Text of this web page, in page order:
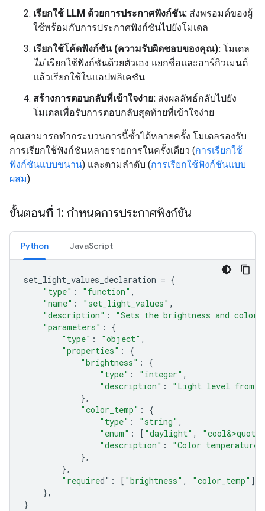
เรียกใช้ LLM ด้วยการประกาศฟังก์ชัน: ส่งพรอมต์ของผู้
ใช้พร้อมกับการประกาศฟังก์ชันไปยังโมเดล
เรียกใช้โค้ดฟังก์ชัน (ความรับผิดชอบของคุณ): โมเดล
ไม่เรียกใช้ฟังก์ชันด้วยตัวเอง แยกชื่อและอาร์กิวเมนต์
แล้วเรียกใช้ในแอปพลิเคชัน
สร้างการตอบกลับที่เข้าใจง่าย: ส่งผลลัพธ์กลับไปยัง
โมเดลเพื่อรับการตอบกลับสุดท้ายที่เข้าใจง่าย
คุณสามารถทำกระบวนการนี้ซ้ำได้หลายครั้ง โมเดลรองรับ
การเรียกใช้ฟังก์ชันหลายรายการในครั้งเดียว (การเรียกใช้
ฟังก์ชันแบบขนาน) และตามลำดับ (การเรียกใช้ฟังก์ชันแบบ
ผสม)
ขั้นตอนที่ 1: กำหนดการประกาศฟังก์ชัน
Python JavaScript
set_light_values_declaration = {
"type" : "function" ,
"name" : "set_light_values" ,
"description" :
"Sets the brightness and
"parameters" :
{
"type" : "object" ,
"properties" :
{
"brightness" :
{
"type" : "integer" ,
"description" :
"Light level from
},
"color_temp" :
{
"type" : "string" ,
"enum" : [ "daylight" , "cool&>quot;
"description" : "Color temperature"
},
},
"required" : [ "brightness" , "color_temp" ],
},
}